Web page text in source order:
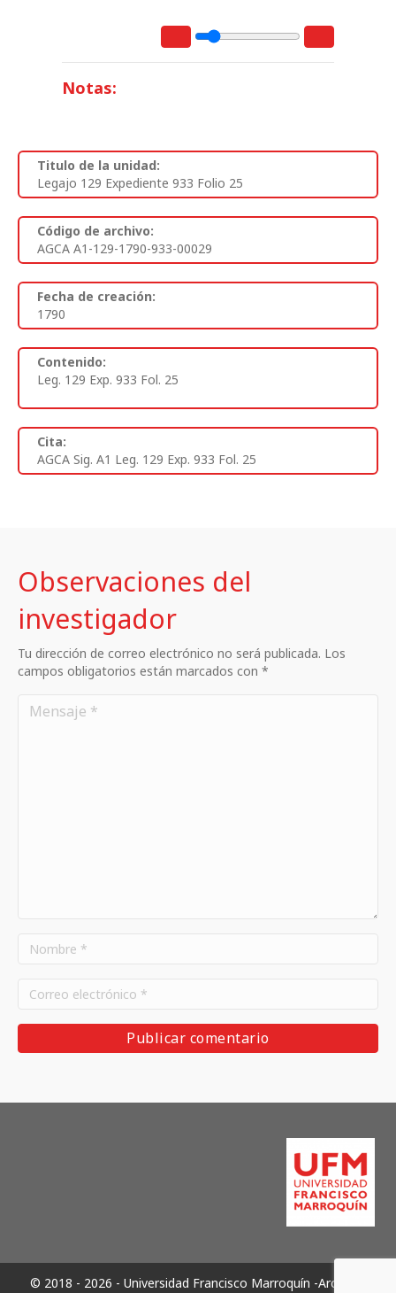
Notas:
Titulo de la unidad:
Legajo 129 Expediente 933 Folio 25
Código de archivo:
AGCA A1-129-1790-933-00029
Fecha de creación:
1790
Contenido:
Leg. 129 Exp. 933 Fol. 25
Cita:
AGCA Sig. A1 Leg. 129 Exp. 933 Fol. 25
Observaciones del
investigador
Tu dirección de correo electrónico no será publicada. Los
campos obligatorios están marcados con *
© 2018 - 2026 - Universidad Francisco Marroquín -Archivos